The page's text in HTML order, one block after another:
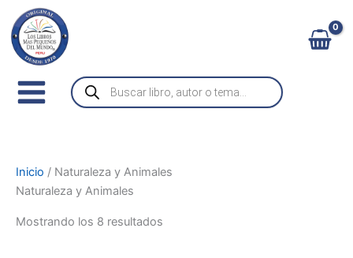
contenido
Búsqueda
de
productos
a
t
e
o
r
Inicio / Naturaleza y Animales
Naturaleza y Animales
Mostrando los 8 resultados